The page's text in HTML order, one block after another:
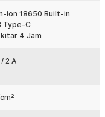
terang dengan mode
sekaligus
melakukan
ion 18650 Built-in
Type-C
4 Jam
2 A